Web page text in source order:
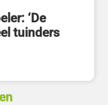
‘De
tuinders